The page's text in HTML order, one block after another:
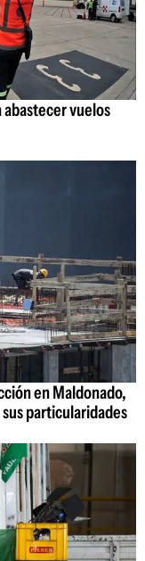
vuelos
en Maldonado,
particularidades